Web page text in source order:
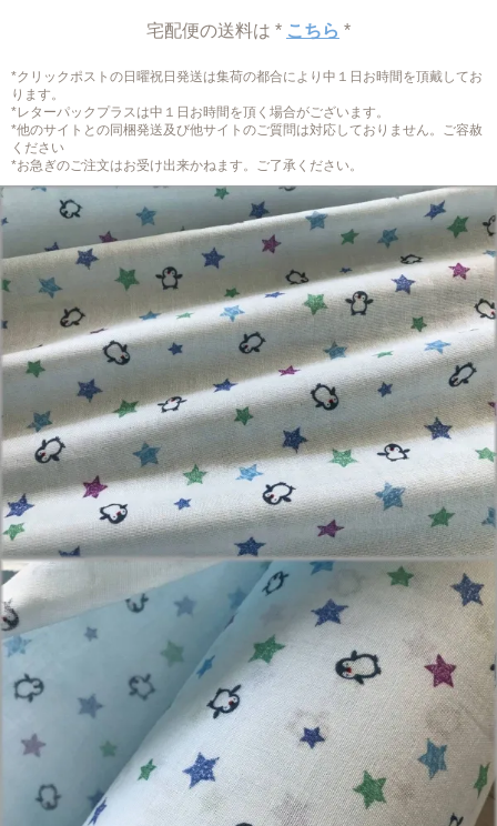
宅配便の送料は * こちら *
*クリックポストの日曜祝日発送は集荷の都合により中１日お時間を頂戴してお
ります。
*レターパックプラスは中１日お時間を頂く場合がございます。
*他のサイトとの同梱発送及び他サイトのご質問は対応しておりません。ご容赦
ください
*お急ぎのご注文はお受け出来かねます。ご了承ください。